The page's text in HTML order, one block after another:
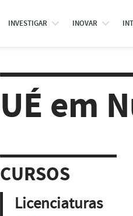
INVESTIGAR INOVAR
UÉ em
CURSOS
Licenciaturas